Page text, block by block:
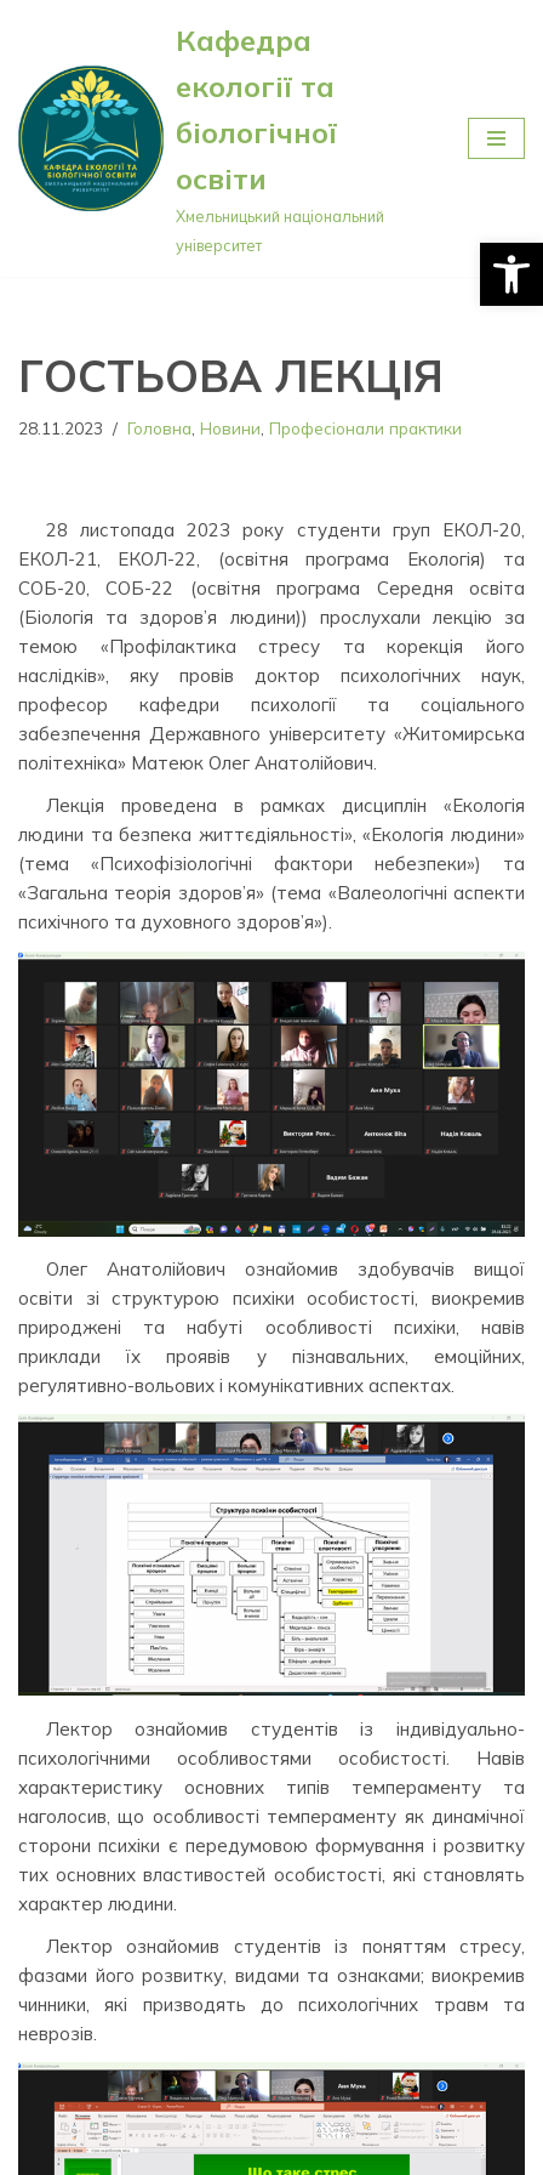
Перейти
до
вмісту
Кафедра
екології та
біологічної
освіти
Хмельницький національний
університет
ГОСТЬОВА ЛЕКЦІЯ
28.11.2023 Головна Новини Професіонали практики
28 листопада 2023 року студенти груп ЕКОЛ-20,
ЕКОЛ-21, ЕКОЛ-22, (освітня програма Екологія) та
СОБ-20, СОБ-22 (освітня програма Середня освіта
(Біологія та здоров’я людини)) прослухали лекцію за
темою «Профілактика стресу та корекція його
наслідків», яку провів доктор психологічних наук,
професор кафедри психології та соціального
забезпечення Державного університету «Житомирська
політехніка» Матеюк Олег Анатолійович.
Лекція проведена в рамках дисциплін «Екологія
людини та безпека життєдіяльності», «Екологія людини»
(тема «Психофізіологічні фактори небезпеки») та
«Загальна теорія здоров’я» (тема «Валеологічні аспекти
психічного та духовного здоров’я»).
Олег Анатолійович ознайомив здобувачів вищої
освіти зі структурою психіки особистості, виокремив
природжені та набуті особливості психіки, навів
приклади їх проявів у пізнавальних, емоційних,
регулятивно-вольових і комунікативних аспектах.
Лектор ознайомив студентів із індивідуально-
психологічними особливостями особистості. Навів
характеристику основних типів темпераменту та
наголосив, що особливості темпераменту як динамічної
сторони психіки є передумовою формування і розвитку
тих основних властивостей особистості, які становлять
характер людини.
Лектор ознайомив студентів із поняттям стресу,
фазами його розвитку, видами та ознаками; виокремив
чинники, які призводять до психологічних травм та
неврозів.